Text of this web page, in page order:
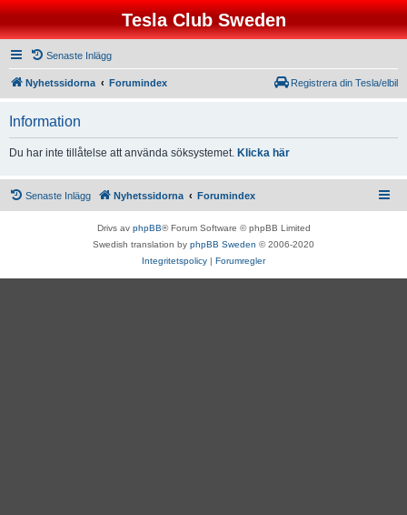
Tesla Club Sweden
Senaste Inlägg
Nyhetssidorna Forumindex Registrera din Tesla/elbil
Information
Du har inte tillåtelse att använda söksystemet. Klicka här
Senaste Inlägg Nyhetssidorna Forumindex
Drivs av phpBB® Forum Software © phpBB Limited
Swedish translation by phpBB Sweden © 2006-2020
Integritetspolicy | Forumregler